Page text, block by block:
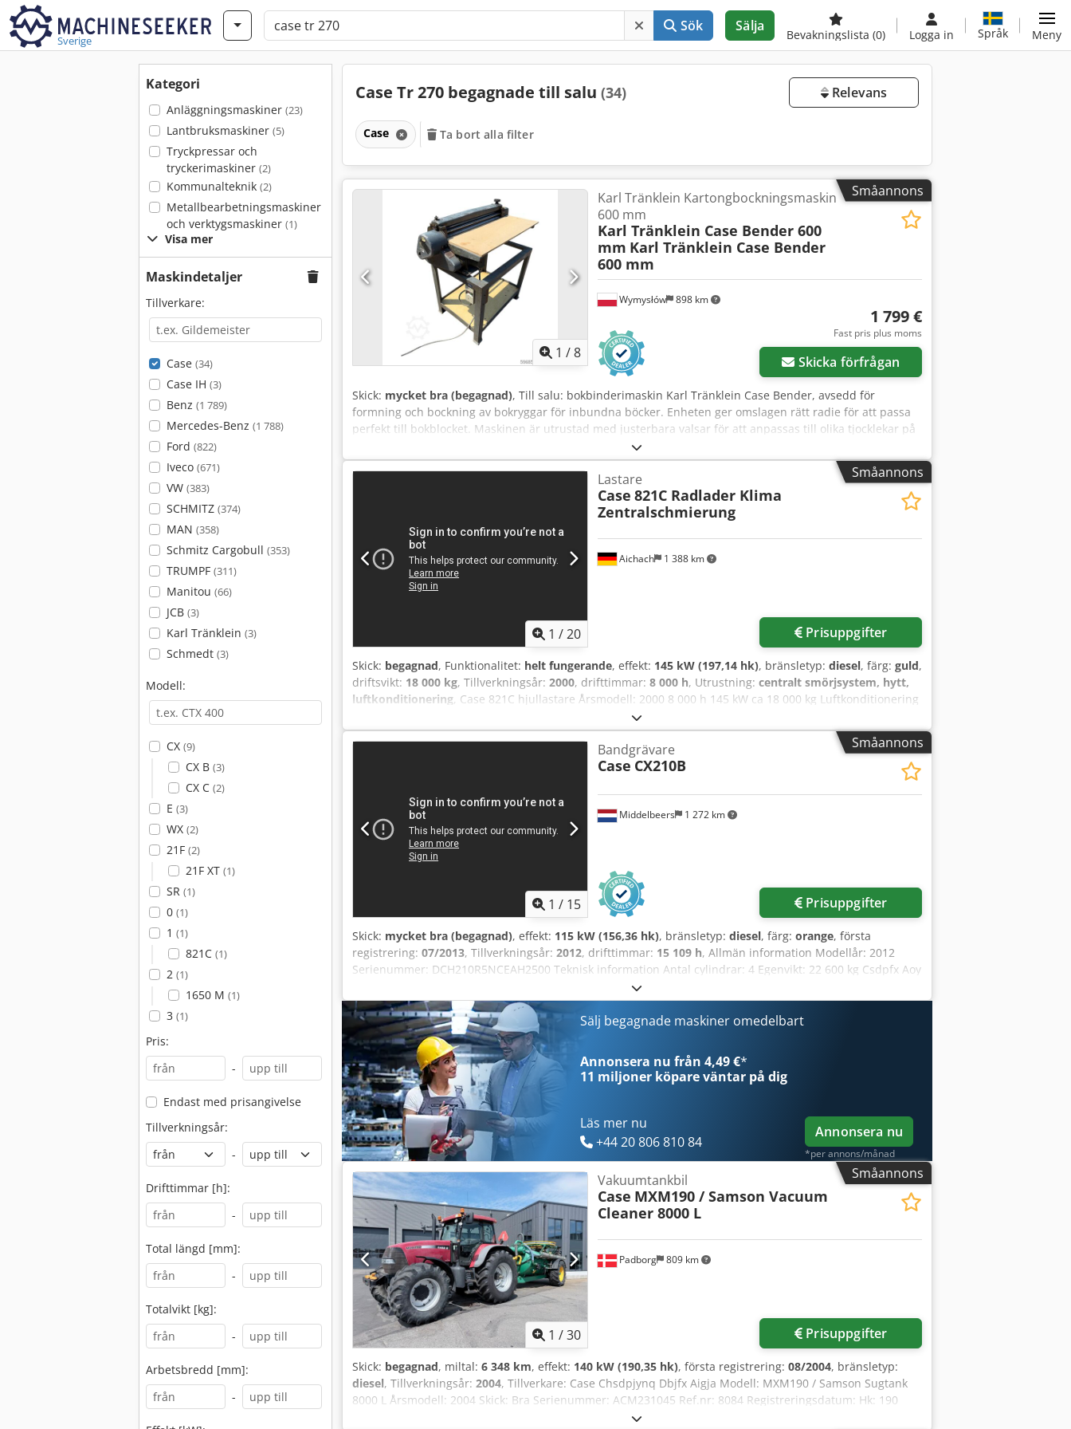
Sverige
Sök Sälja
Bevakningslista (0) Logga in Språk Meny
Kategori
Anläggningsmaskiner (23)
Lantbruksmaskiner (5)
Tryckpressar och
tryckerimaskiner (2)
Kommunalteknik (2)
Metallbearbetningsmaskiner
och verktygsmaskiner (1)
Visa mer
Maskindetaljer
Tillverkare:
Case (34)
Case IH (3)
Benz (1 789)
Mercedes-Benz (1 788)
Ford (822)
Iveco (671)
VW (383)
SCHMITZ (374)
MAN (358)
Schmitz Cargobull (353)
TRUMPF (311)
Manitou (66)
JCB (3)
Karl Tränklein (3)
Schmedt (3)
Modell:
CX (9)
CX B (3)
CX C (2)
E (3)
WX (2)
21F (2)
21F XT (1)
SR (1)
0 (1)
1 (1)
821C (1)
2 (1)
1650 M (1)
3 (1)
Pris:
-
Endast med prisangivelse
Tillverkningsår:
-
Drifttimmar [h]:
-
Total längd [mm]:
-
Totalvikt [kg]:
-
Arbetsbredd [mm]:
-
Case Tr 270 begagnade till salu (34) Relevans
Case Ta bort alla filter
Småannons
1 /8
Wymysłów 898 km
Karl Tränklein Kartongbockningsmaskin
600 mm
Karl Tränklein Case Bender 600
mm Karl Tränklein Case Bender
600 mm
1 799 €
Fast pris plus moms
Skicka förfrågan
Skick: mycket bra (begagnad), Till salu: bokbinderimaskin Karl Tränklein Case Bender, avsedd för
formning och bockning av bokryggar för inbundna böcker. Enheten ger omslagen rätt radie för att passa
perfekt till bokblocket. Maskinen är utrustad med justerbara valsar för att anpassas till olika tjocklekar på
omslagen. Den robusta gjutjärnskonstruktionen säkerställer hög precision och långvarig hållbarhet.
Tekniska data: Tillverkare: Karl Tränklein Typ: Case Bender / ryggformningsmaskin Arbetsbredd: ca 600
mm Justerbart valstryck Stabil gjutjärnskonstruktion Elektrisk drift Arbetsbord Skick: begagnad
Användningsområden: Codpfx Aijziwnbogoha produktion av inbundna böcker, bokbinderier, tryckerier,
grafiska företag, produktion av album, kataloger och omslag.
Småannons
1 /20
Aichach 1 388 km
Lastare
Case 821C Radlader Klima
Zentralschmierung
Prisuppgifter
Skick: begagnad, Funktionalitet: helt fungerande, effekt: 145 kW (197,14 hk), bränsletyp: diesel, färg: guld,
driftsvikt: 18 000 kg, Tillverkningsår: 2000, drifttimmar: 8 000 h, Utrustning: centralt smörjsystem, hytt,
luftkonditionering, Case 821C hjullastare Årsmodell: 2000 8 000 h 145 kW ca 18 000 kg Luftkonditionering
Centralsmörjning Chodpfx Aijy Uxt Sogoa Däck 23,5R25
Småannons
1 / 15
Middelbeers 1 272 km
Bandgrävare
Case CX210B
Prisuppgifter
Skick: mycket bra (begagnad), effekt: 115 kW (156,36 hk), bränsletyp: diesel, färg: orange, första
registrering: 07/2013, Tillverkningsår: 2012, drifttimmar: 15 109 h, Allmän information Modellår: 2012
Serienummer: DCH210R5NCEAH2500 Teknisk information Antal cylindrar: 4 Egenvikt: 22 600 kg Csdpfx Aoy
En Ndjigeha Funktion Arbetsbredd: 300 cm CE-märkning: ja Skick Tekniskt skick: mycket gott Optiskt skick:
mycket gott Finansiell information Pris: På förfrågan Garanti Garanti: Från första hand, komplett
servicehistorik, omedelbart bruksklar! - 80 % larvband kvar - Inklusive 3 skopor: 1300 mm, 450 mm och
2000 mm dikesskopor - Kan levereras med 2021 TOPCON 3D-SYSTEM som tillval
Sälj begagnade maskiner omedelbart
Annonsera nu från 4,49 €*
11 miljoner köpareväntar på dig
Läs mer nu
+44 20 806 810 84
Annonsera nu
*per annons/månad
Småannons
1 /30
Padborg 809 km
Vakuumtankbil
Case MXM190 / Samson Vacuum
Cleaner 8000 L
Prisuppgifter
Skick: begagnad, miltal: 6 348 km, effekt: 140 kW (190,35 hk), första registrering: 08/2004, bränsletyp:
diesel, Tillverkningsår: 2004, Tillverkare: Case Chsdpjynq Dbjfx Aigja Modell: MXM190 / Samson Sugtank
8000 L Årsmodell: 2004 Skick: Bra Serienummer: ACM231045 Ref.nr: 8084 Registreringsdatum: Hk: 190
Drifttimmar: 6348 Växellåda: Full Powershift 19+6 Dieseltank: 1 Tankvolym: 400 L Radio: ? Luftfjädrad stol: ?